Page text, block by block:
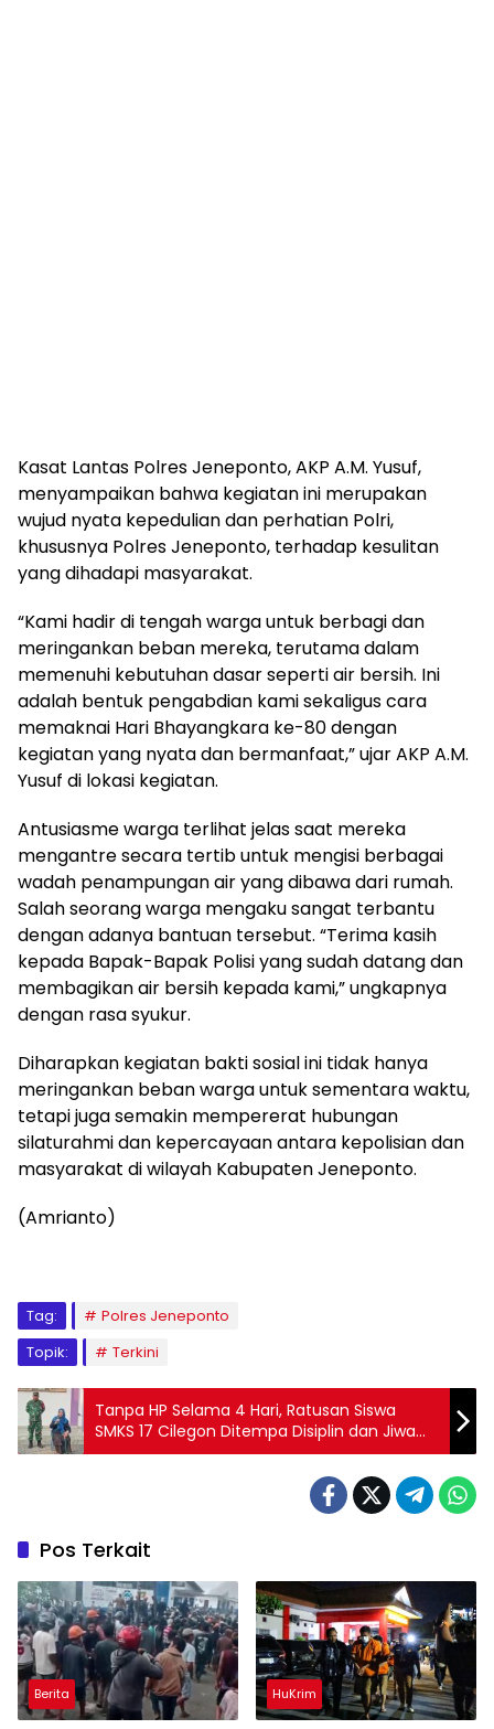
Kasat Lantas Polres Jeneponto, AKP A.M. Yusuf,
menyampaikan bahwa kegiatan ini merupakan
wujud nyata kepedulian dan perhatian Polri,
khususnya Polres Jeneponto, terhadap kesulitan
yang dihadapi masyarakat.
“Kami hadir di tengah warga untuk berbagi dan
meringankan beban mereka, terutama dalam
memenuhi kebutuhan dasar seperti air bersih. Ini
adalah bentuk pengabdian kami sekaligus cara
memaknai Hari Bhayangkara ke-80 dengan
kegiatan yang nyata dan bermanfaat,” ujar AKP A.M.
Yusuf di lokasi kegiatan.
Antusiasme warga terlihat jelas saat mereka
mengantre secara tertib untuk mengisi berbagai
wadah penampungan air yang dibawa dari rumah.
Salah seorang warga mengaku sangat terbantu
dengan adanya bantuan tersebut. “Terima kasih
kepada Bapak-Bapak Polisi yang sudah datang dan
membagikan air bersih kepada kami,” ungkapnya
dengan rasa syukur.
Diharapkan kegiatan bakti sosial ini tidak hanya
meringankan beban warga untuk sementara waktu,
tetapi juga semakin mempererat hubungan
silaturahmi dan kepercayaan antara kepolisian dan
masyarakat di wilayah Kabupaten Jeneponto.
(Amrianto)
Tag:
Polres Jeneponto
Topik:
Terkini
Tanpa HP Selama 4 Hari, Ratusan Siswa
SMKS 17 Cilegon Ditempa Disiplin dan Jiwa
Kepemimpinan
Pos Terkait
Berita HuKrim